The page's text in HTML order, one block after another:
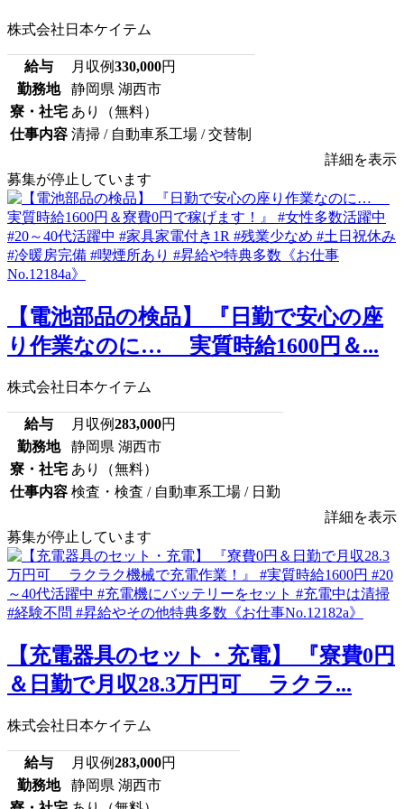
株式会社日本ケイテム
給与 月収例330,000円
勤務地
静岡県 湖西市
寮・社宅 あり（無料）
仕事内容 清掃 / 自動車系工場 / 交替制
詳細を表示
募集が停止しています
【電池部品の検品】 『日勤で安心の座
り作業なのに… 実質時給1600円＆...
株式会社日本ケイテム
給与 月収例283,000円
勤務地
静岡県 湖西市
寮・社宅 あり（無料）
仕事内容 検査・検査 / 自動車系工場 / 日勤
詳細を表示
募集が停止しています
【充電器具のセット・充電】 『寮費0円
＆日勤で月収28.3万円可 ラクラ...
株式会社日本ケイテム
給与 月収例283,000円
勤務地
静岡県 湖西市